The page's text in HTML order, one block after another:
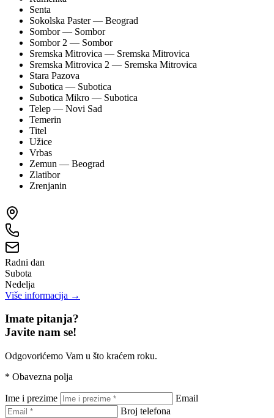
Senta
Sokolska Paster — Beograd
Sombor — Sombor
Sombor 2 — Sombor
Sremska Mitrovica — Sremska Mitrovica
Sremska Mitrovica 2 — Sremska Mitrovica
Stara Pazova
Subotica — Subotica
Subotica Mikro — Subotica
Telep — Novi Sad
Temerin
Titel
Užice
Vrbas
Zemun — Beograd
Zlatibor
Zrenjanin
Radni dan
Subota
Nedelja
Više informacija →
Imate pitanja?
Javite nam se!
Odgovorićemo Vam u što kraćem roku.
* Obavezna polja
Ime i prezime
Email
Broj telefona